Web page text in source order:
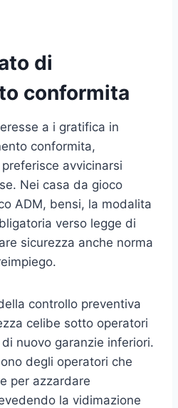
di
conformita
a i gratifica in
conformita,
avvicinarsi
Nei casa da gioco
ADM, bensi, la modalita
verso legge di
sicurezza anche norma
controllo preventiva
celibe sotto operatori
nuovo garanzie inferiori.
degli operatori che
per azzardare
la vidimazione